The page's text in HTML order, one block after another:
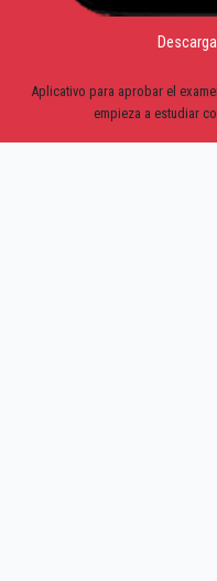
Aplicativo para aprobar el
empieza a estudiar